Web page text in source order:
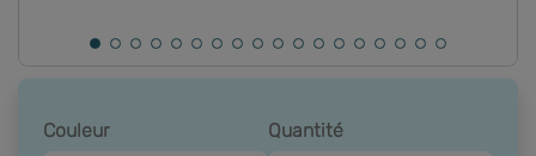
Couleur Quantité